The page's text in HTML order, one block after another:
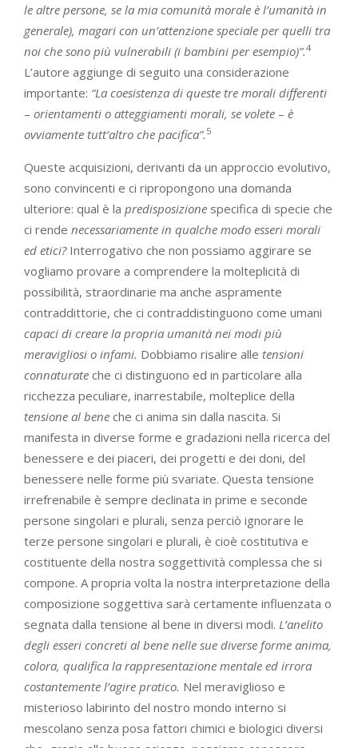
le altre persone, se la mia comunità morale è l’umanità in
generale), magari con un’attenzione speciale per quelli tra
noi che sono più vulnerabili (i bambini per esempio)”.4
L’autore aggiunge di seguito una considerazione
importante: “La coesistenza di queste tre morali differenti
– orientamenti o atteggiamenti morali, se volete – è
ovviamente tutt’altro che pacifica”. 5
Queste acquisizioni, derivanti da un approccio evolutivo,
sono convincenti e ci ripropongono una domanda
ulteriore: qual è la predisposizione specifica di specie che
ci rende necessariamente in qualche modo esseri morali
ed etici? Interrogativo che non possiamo aggirare se
vogliamo provare a comprendere la molteplicità di
possibilità, straordinarie ma anche aspramente
contraddittorie, che ci contraddistinguono come umani
capaci di creare la propria umanità nei modi più
meravigliosi o infami. Dobbiamo risalire alle tensioni
connaturate che ci distinguono ed in particolare alla
ricchezza peculiare, inarrestabile, molteplice della
tensione al bene che ci anima sin dalla nascita. Si
manifesta in diverse forme e gradazioni nella ricerca del
benessere e dei piaceri, dei progetti e dei doni, del
benessere nelle forme più svariate. Questa tensione
irrefrenabile è sempre declinata in prime e seconde
persone singolari e plurali, senza perciò ignorare le
terze persone singolari e plurali, è cioè costitutiva e
costituente della nostra soggettività complessa che si
compone. A propria volta la nostra interpretazione della
composizione soggettiva sarà certamente influenzata o
segnata dalla tensione al bene in diversi modi. L’anelito
degli esseri concreti al bene nelle sue diverse forme anima,
colora, qualifica la rappresentazione mentale ed irrora
costantemente l’agire pratico. Nel meraviglioso e
misterioso labirinto del nostro mondo interno si
mescolano senza posa fattori chimici e biologici diversi